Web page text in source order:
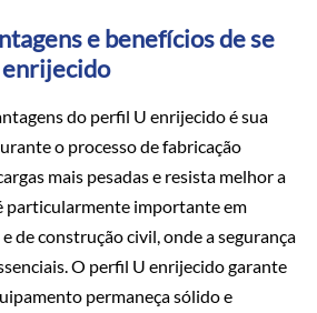
e benefícios de se
do perfil U enrijecido é sua
o processo de fabricação
mais pesadas e resista melhor a
particularmente importante em
de construção civil, onde a segurança
O perfil U enrijecido garante
permaneça sólido e